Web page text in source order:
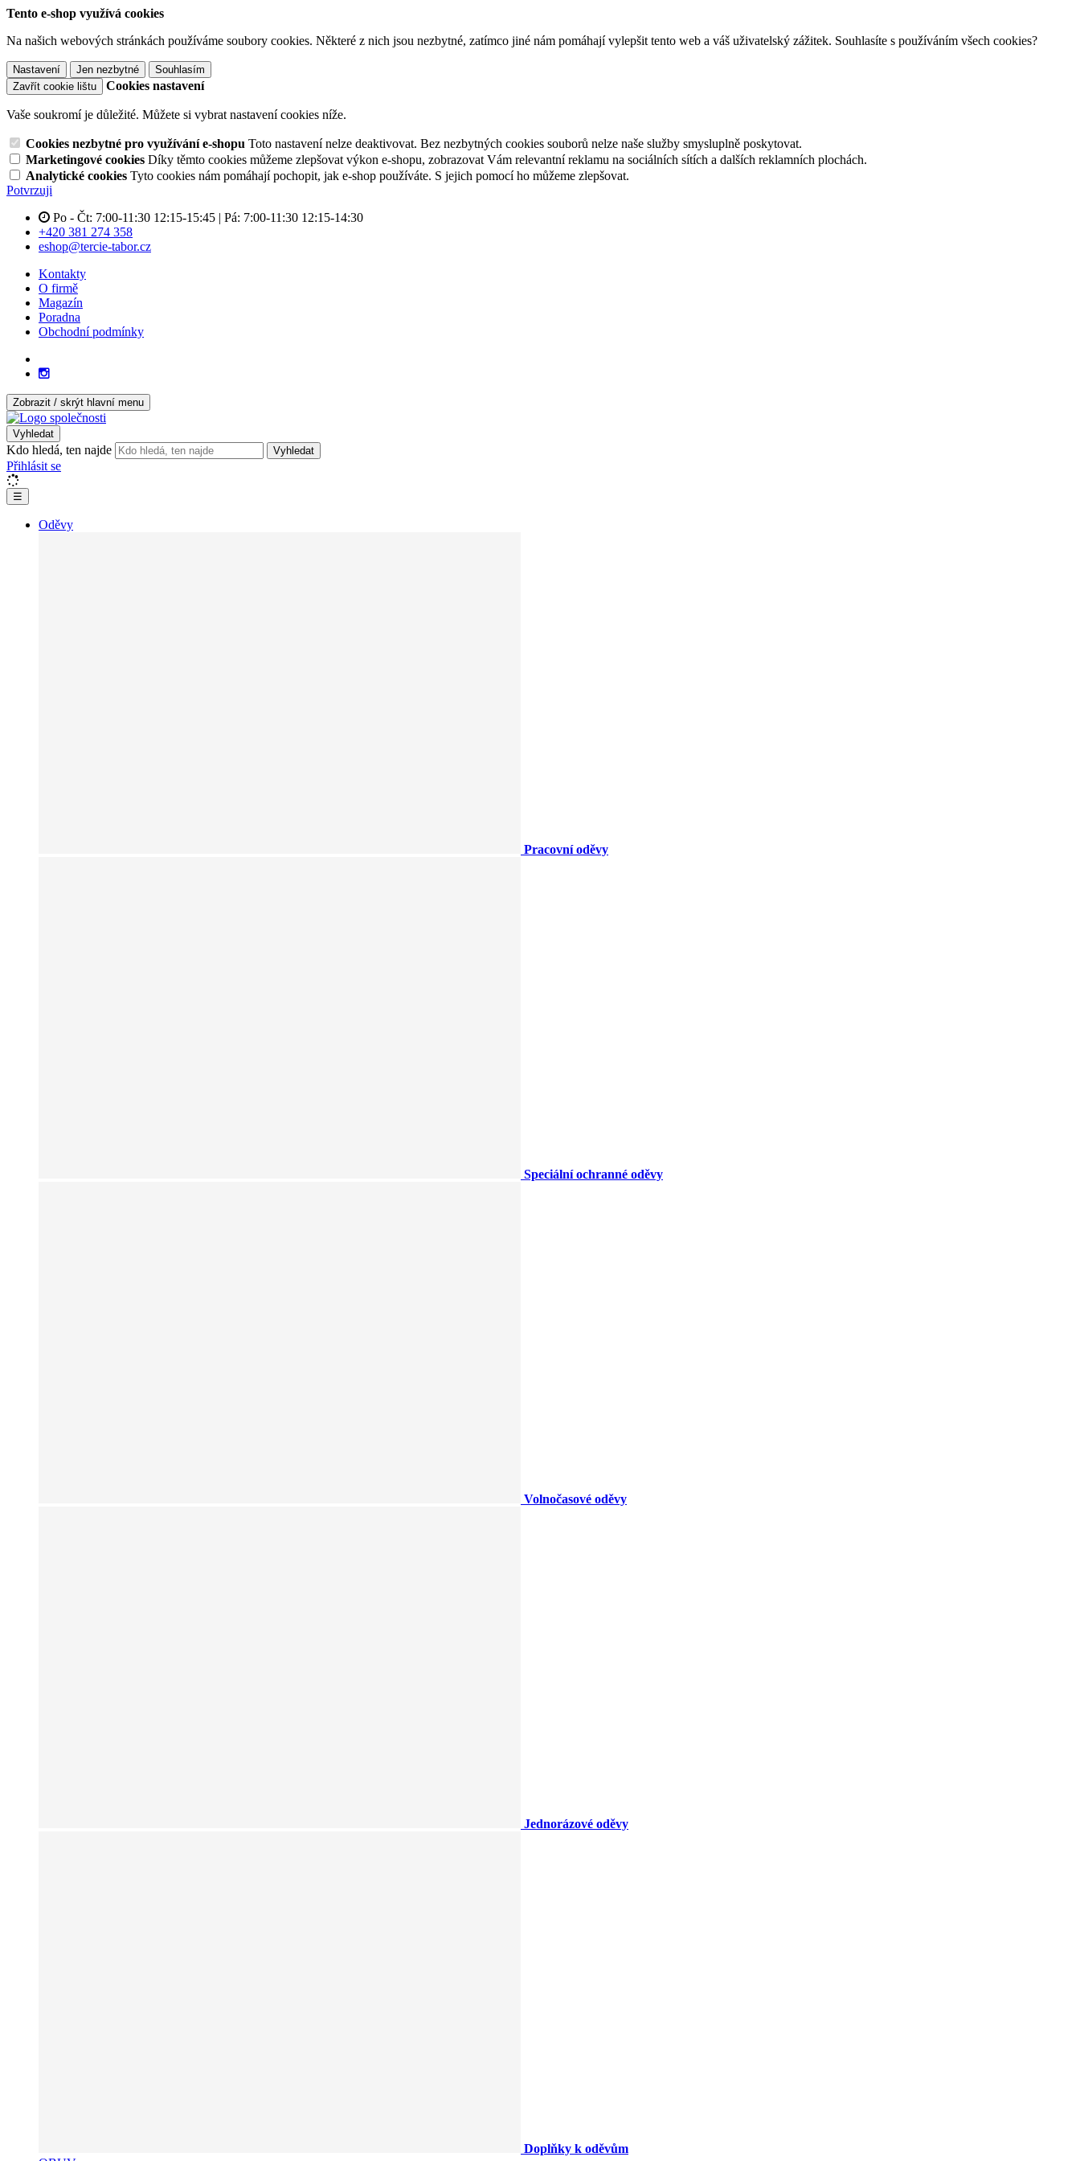
Tento e-shop využívá cookies
Na našich webových stránkách používáme soubory cookies. Některé z nich jsou nezbytné, zatímco jiné nám pomáhají vylepšit tento web a váš uživatelský zážitek. Souhlasíte s používáním všech cookies?
Nastavení Jen nezbytné
Souhlasím
Zavřít cookie lištu
Cookies nastavení
Vaše soukromí je důležité. Můžete si vybrat nastavení cookies níže.
Cookies nezbytné pro využívání e-shopu Toto nastavení nelze deaktivovat. Bez nezbytných cookies souborů nelze naše služby smysluplně poskytovat.
Marketingové cookies Díky těmto cookies můžeme zlepšovat výkon e-shopu, zobrazovat Vám relevantní reklamu na sociálních sítích a dalších reklamních plochách.
Analytické cookies Tyto cookies nám pomáhají pochopit, jak e-shop používáte. S jejich pomocí ho můžeme zlepšovat.
Potvrzuji
Po - Čt: 7:00-11:30 12:15-15:45 | Pá: 7:00-11:30 12:15-14:30
+420 381 274 358
eshop@tercie-tabor.cz
Kontakty
O firmě
Magazín
Poradna
Obchodní podmínky
Zobrazit / skrýt hlavní menu
Vyhledat
Kdo hledá, ten najde Vyhledat
Přihlásit se
☰
Oděvy
Pracovní oděvy
Speciální ochranné oděvy
Volnočasové oděvy
Jednorázové oděvy
Doplňky k oděvům